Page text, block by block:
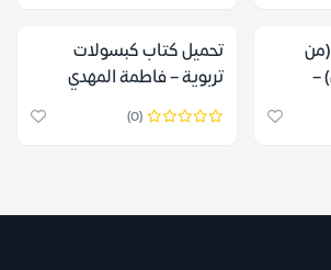
–
تحميل كتاب ‫كبسولات
تربوية – فاطمة المهدي
(0)